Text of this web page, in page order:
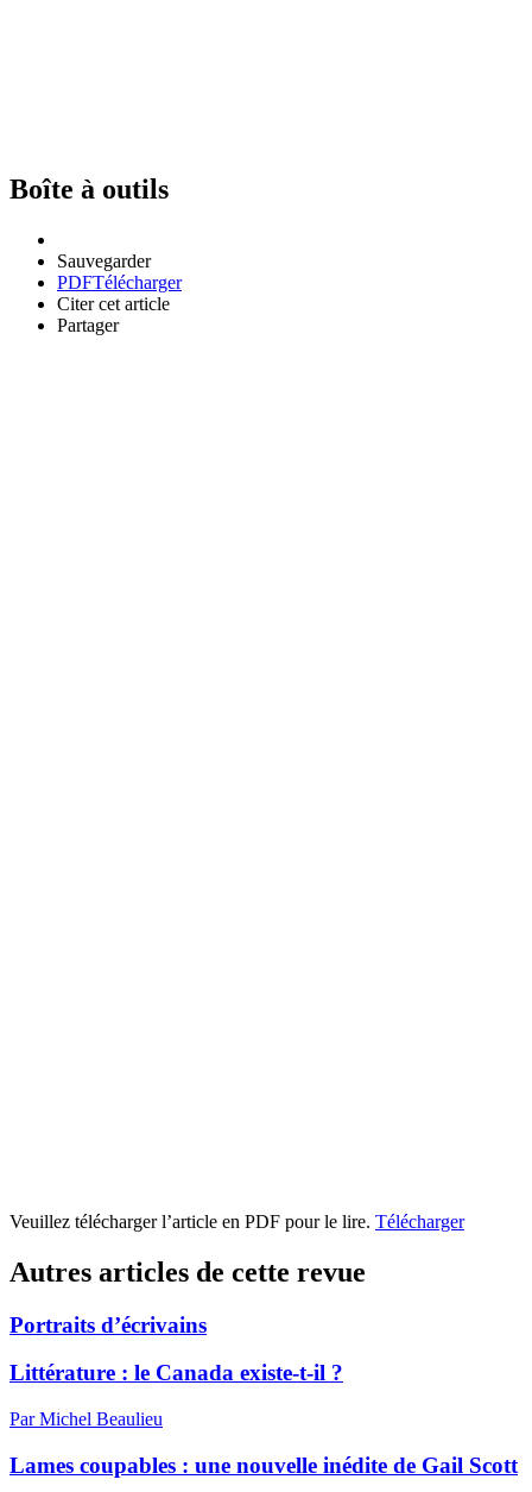
Boîte à outils
Sauvegarder
PDFTélécharger
Citer cet article
Partager
Veuillez télécharger l’article en PDF pour le lire. Télécharger
Autres articles de cette revue
Portraits d’écrivains
Littérature : le Canada existe-t-il ?
Par Michel Beaulieu
Lames coupables : une nouvelle inédite de Gail Scott